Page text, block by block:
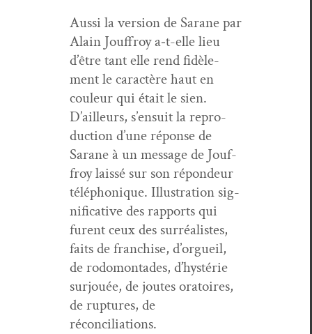
Aus­si la ver­sion de Sarane par
Alain Jouf­froy a‑t-elle lieu
d’être tant elle rend fidèle­
ment le car­ac­tère haut en
couleur qui était le sien.
D’ailleurs, s’en­suit la repro­
duc­tion d’une réponse de
Sarane à un mes­sage de Jouf­
froy lais­sé sur son répon­deur
télé­phonique. Illus­tra­tion sig­
ni­fica­tive des rap­ports qui
furent ceux des sur­réal­istes,
faits de fran­chise, d’orgueil,
de rodomon­tades, d’hys­térie
sur­jouée, de joutes ora­toires,
de rup­tures, de
réconciliations.